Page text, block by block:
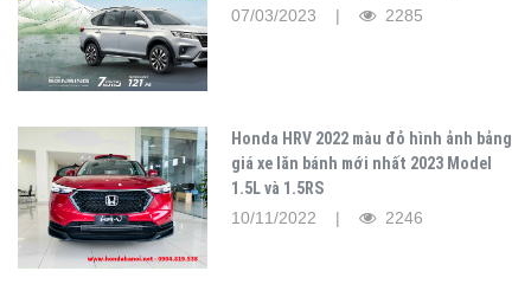
07/03/2023 |
2285
Honda HRV 2022 màu đỏ hình ảnh bảng
giá xe lăn bánh mới nhất 2023 Model
1.5L và 1.5RS
10/11/2022 |
2246